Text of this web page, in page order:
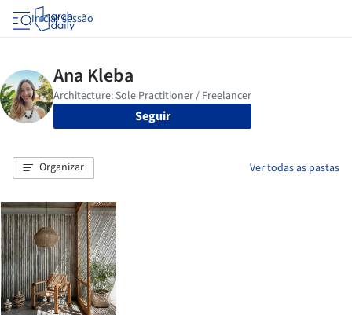
Iniciar sessão
Seguir
Organizar Ver todas as pastas